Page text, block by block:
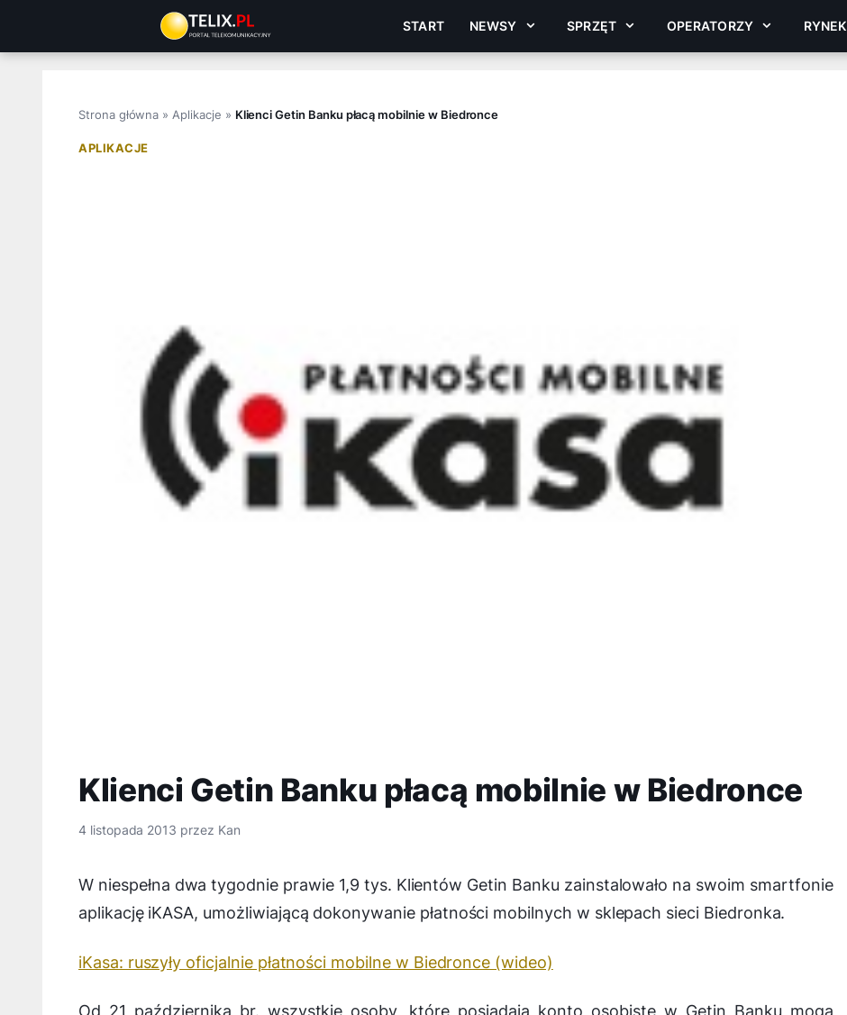
treści
START NEWSY SPRZĘT OPERATORZY RYNEK
Strona główna » Aplikacje » Klienci Getin Banku płacą mobilnie w Biedronce
APLIKACJE
Klienci Getin Banku płacą mobilnie w Biedronce
4 listopada 2013 przez Kan
W niespełna dwa tygodnie prawie 1,9 tys. Klientów Getin Banku zainstalowało na swoim smartfonie
aplikację iKASA, umożliwiającą dokonywanie płatności mobilnych w sklepach sieci Biedronka.
iKasa: ruszyły oficjalnie płatności mobilne w Biedronce (wideo)
Od 21 października br. wszystkie osoby, które posiadają konto osobiste w Getin Banku mogą